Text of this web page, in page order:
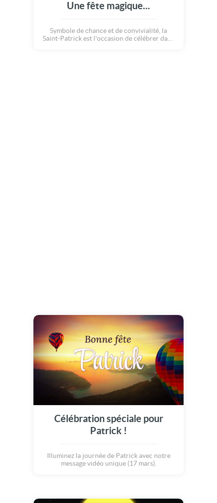
Une fête magique...
Symbole de chance et de convivialité, la
Saint-Patrick est l'occasion de célébrer dans
Célébration spéciale pour
Patrick !
Illuminez la journée de Patrick avec notre
message vidéo unique (17 mars).